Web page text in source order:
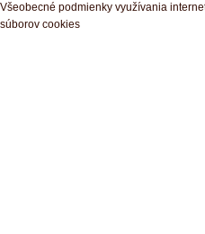
Všeobecné podmienky využívania
súborov cookies